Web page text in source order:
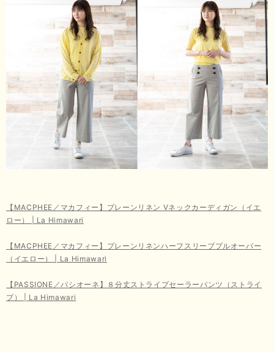
【MACPHEE／マカフィー】プレーンリネン Vネックカーディガン（イエ
ロー） | La Himawari
【MACPHEE／マカフィー】プレーンリネンハーフスリーブプルオーバー
（イエロー） | La Himawari
【PASSIONE／パシオーネ】８分丈ストライプセーラーパンツ（ストライ
プ） | La Himawari